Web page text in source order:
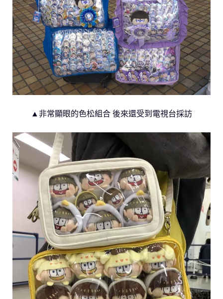
▲非常顯眼的色松組合 後來還受到電視台採訪